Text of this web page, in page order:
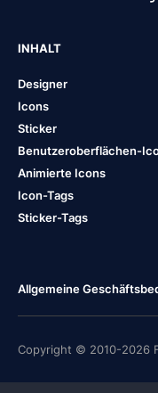
INHALT
Designer
Icons
Sticker
Benutzeroberflächen-
Animierte Icons
Icon-Tags
Sticker-Tags
Allgemeine
Copyright © 2010-2026